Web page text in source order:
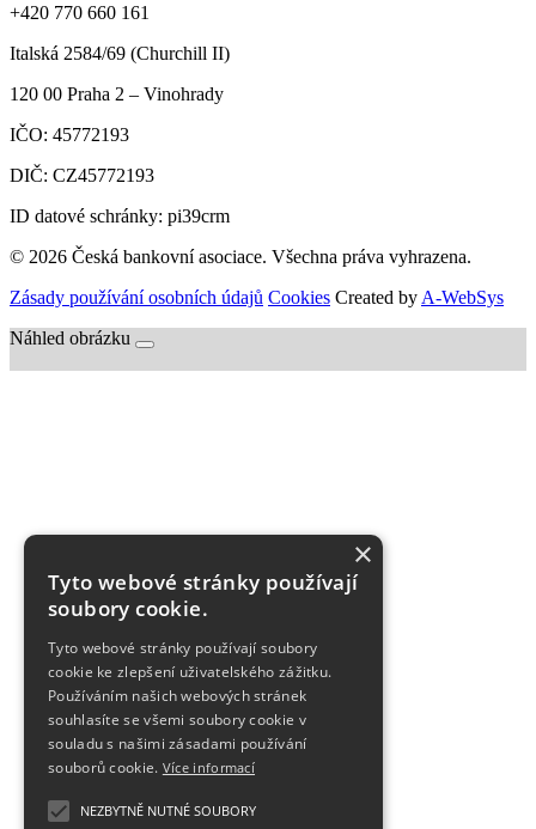
+420 770 660 161
Italská 2584/69 (Churchill II)
120 00 Praha 2 – Vinohrady
IČO: 45772193
DIČ: CZ45772193
ID datové schránky: pi39crm
© 2026 Česká bankovní asociace. Všechna práva vyhrazena.
Zásady používání osobních údajů Cookies Created by A-WebSys
Náhled obrázku
×
Tyto webové stránky používají
soubory cookie.
Tyto webové stránky používají soubory
cookie ke zlepšení uživatelského zážitku.
Používáním našich webových stránek
souhlasíte se všemi soubory cookie v
souladu s našimi zásadami používání
souborů cookie. Více informací
NEZBYTNĚ NUTNÉ SOUBORY